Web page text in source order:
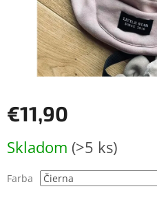
€11,90
cena:
Skladom (>5 ks)
Farba